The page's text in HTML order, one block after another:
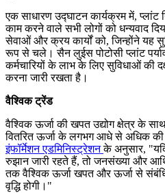
एक साधारण उद्घाटन कार्यक्रम में, प्लांट
काम करने वाले सभी लोगों को धन्यवाद
सेवाओं और क्रय कार्यों को, जिन्होंने यह
रूप से चले। सैन लुईस पोटोसी प्लांट
कर्मचारियों के लाभ के लिए सुविधाओं की
करना जारी रखता है।
वैश्विक ट्रेंड
वैश्विक ऊर्जा की खपत उद्योग क्षेत्र के
वितरित ऊर्जा के लगभग आधे से अधिक
इंफॉर्मेशन एडमिनिस्ट्रेशनके अनुसार,
रुझान जारी रहते हैं, तो जनसंख्या और
तक वैश्विक ऊर्जा खपत और ऊर्जा से
वृद्धि होगी।"